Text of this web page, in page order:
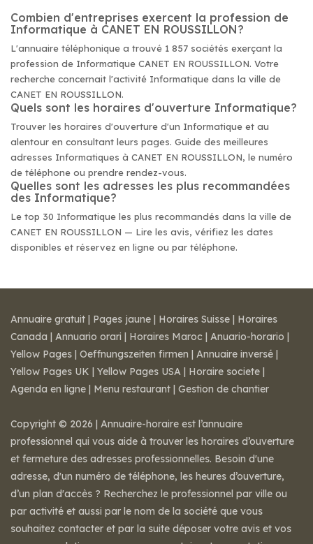
Combien d'entreprises exercent la profession de
Informatique à CANET EN ROUSSILLON?
L'annuaire téléphonique a trouvé 1 857 sociétés exerçant la
profession de Informatique CANET EN ROUSSILLON. Votre
recherche concernait l'activité Informatique dans la ville de
CANET EN ROUSSILLON.
Quels sont les horaires d'ouverture Informatique?
Trouver les horaires d'ouverture d'un Informatique et au
alentour en consultant leurs pages. Guide des meilleures
adresses Informatiques à CANET EN ROUSSILLON, le numéro
de téléphone ou prendre rendez-vous.
Quelles sont les adresses les plus recommandées
des Informatique?
Le top 30 Informatique les plus recommandés dans la ville de
CANET EN ROUSSILLON — Lire les avis, vérifiez les dates
disponibles et réservez en ligne ou par téléphone.
Annuaire gratuit | Pages jaune | Horaires Suisse | Horaires
Canada | Annuario orari | Horaires Maroc | Anuario-horario |
Yellow Pages | Oeffnungszeiten firmen | Annuaire inversé |
Yellow Pages UK | Yellow Pages USA | Horaire societe |
Agenda en ligne | Menu restaurant | Gestion de chantier
Copyright © 2026 | Annuaire-horaire est l’annuaire
professionnel qui vous aide à trouver les horaires d’ouverture
et fermeture des adresses professionnelles. Besoin d'une
adresse, d'un numéro de téléphone, les heures d’ouverture,
d’un plan d'accès ? Recherchez le professionnel par ville ou
par activité et aussi par le nom de la société que vous
souhaitez contacter et par la suite déposer votre avis et vos